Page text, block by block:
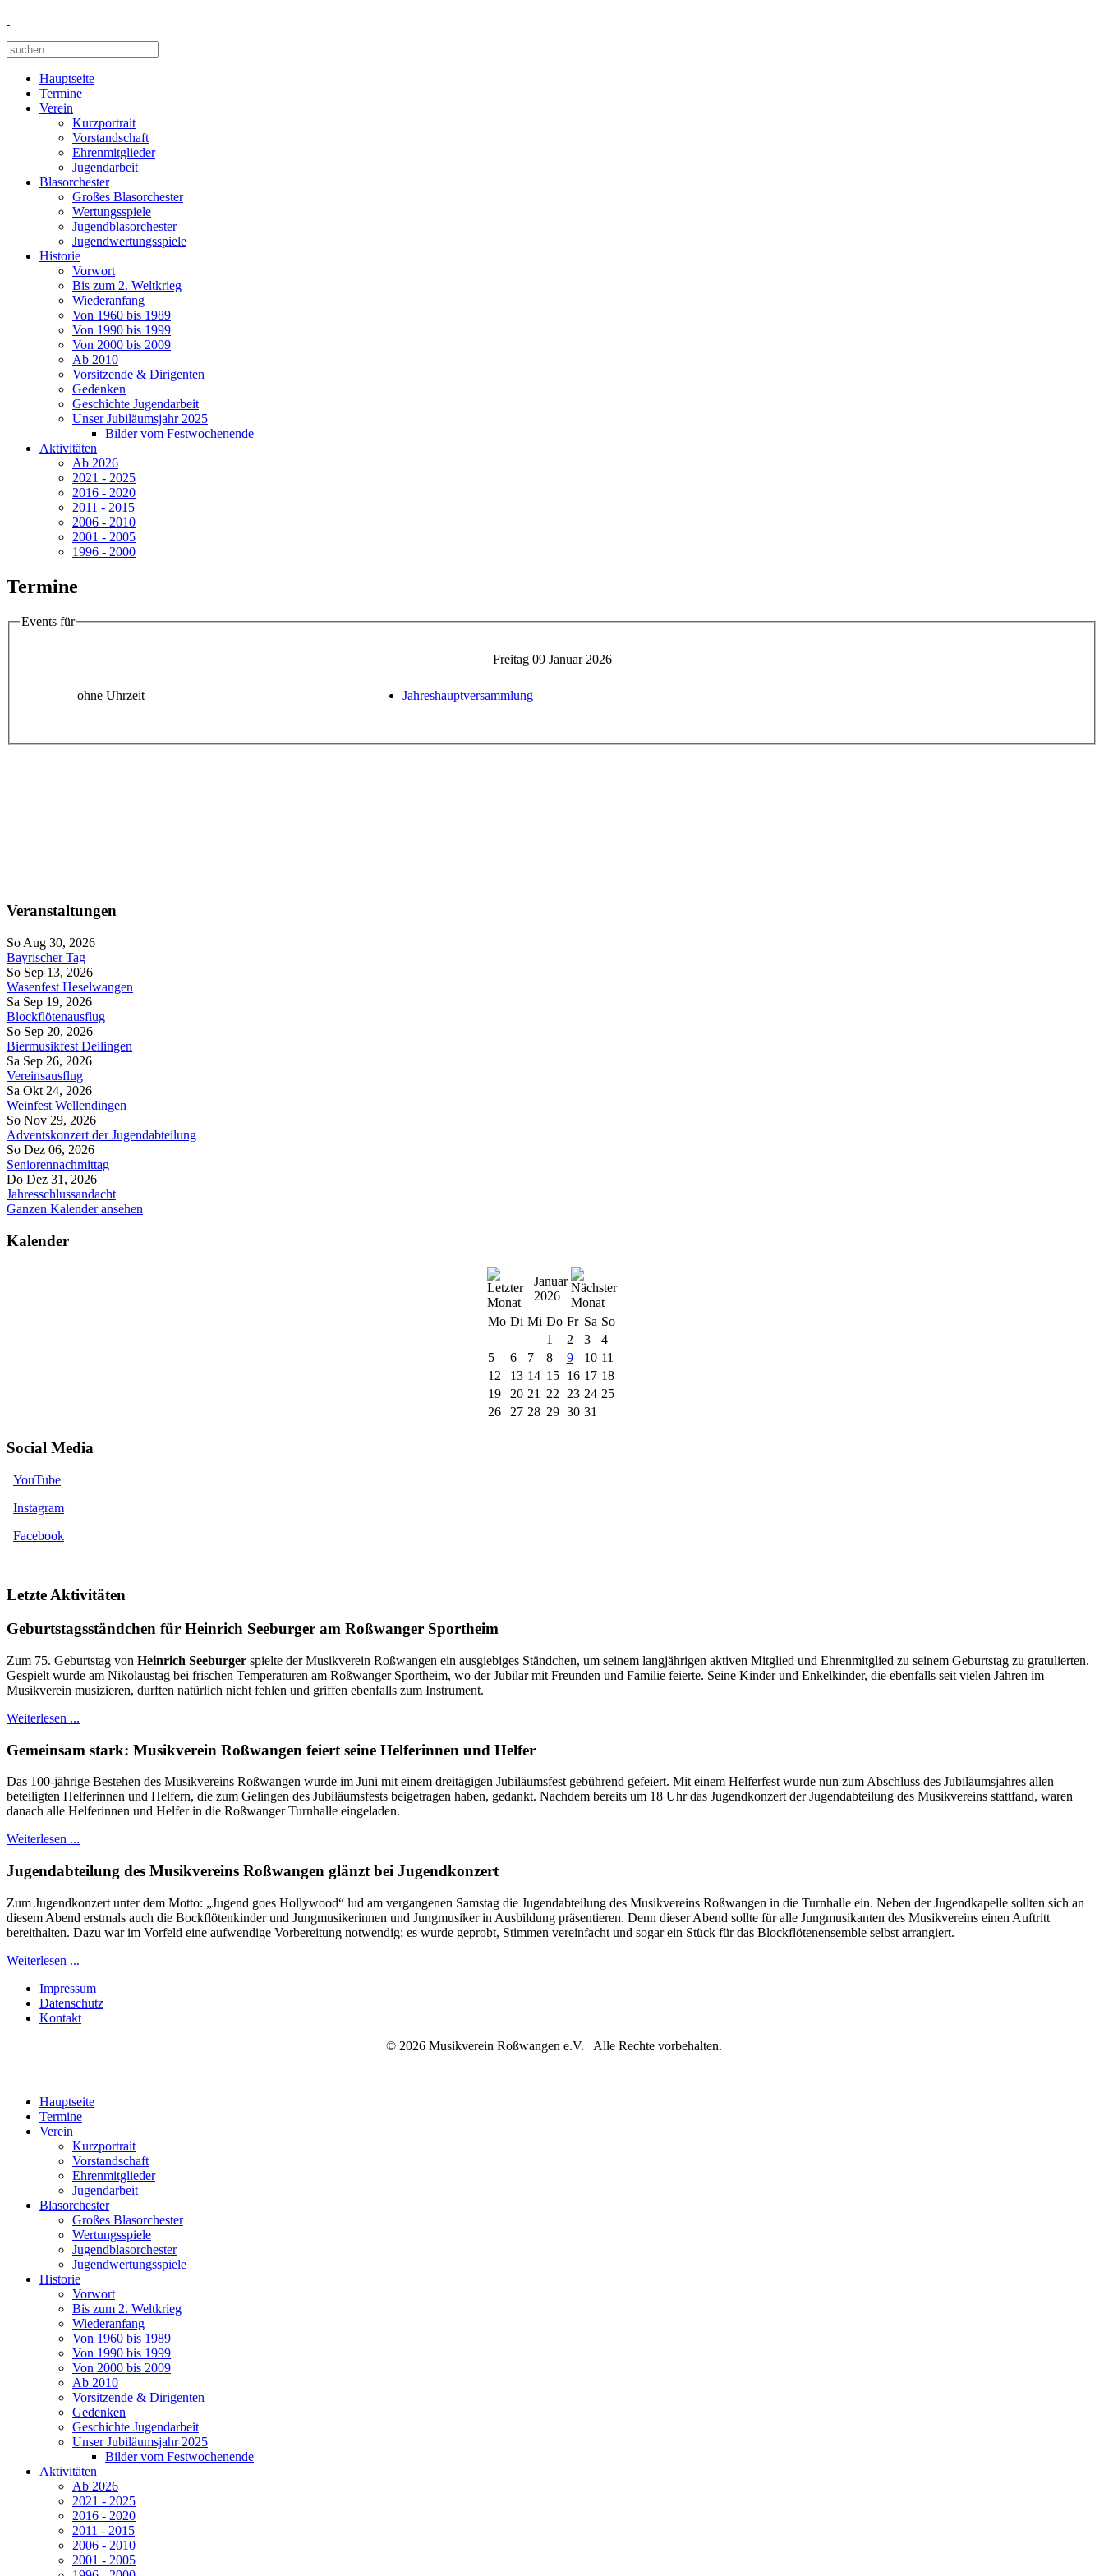
Hauptseite
Termine
Verein
Kurzportrait
Vorstandschaft
Ehrenmitglieder
Jugendarbeit
Blasorchester
Großes Blasorchester
Wertungsspiele
Jugendblasorchester
Jugendwertungsspiele
Historie
Vorwort
Bis zum 2. Weltkrieg
Wiederanfang
Von 1960 bis 1989
Von 1990 bis 1999
Von 2000 bis 2009
Ab 2010
Vorsitzende & Dirigenten
Gedenken
Geschichte Jugendarbeit
Unser Jubiläumsjahr 2025
Bilder vom Festwochenende
Aktivitäten
Ab 2026
2021 - 2025
2016 - 2020
2011 - 2015
2006 - 2010
2001 - 2005
1996 - 2000
Termine
Events für
Freitag 09 Januar 2026
ohne Uhrzeit Jahreshauptversammlung
Veranstaltungen
So Aug 30, 2026
Bayrischer Tag
So Sep 13, 2026
Wasenfest Heselwangen
Sa Sep 19, 2026
Blockflötenausflug
So Sep 20, 2026
Biermusikfest Deilingen
Sa Sep 26, 2026
Vereinsausflug
Sa Okt 24, 2026
Weinfest Wellendingen
So Nov 29, 2026
Adventskonzert der Jugendabteilung
So Dez 06, 2026
Seniorennachmittag
Do Dez 31, 2026
Jahresschlussandacht
Ganzen Kalender ansehen
Kalender
Januar
2026
Mo Di Mi Do Fr Sa So
1
2 3
4
5
6 7 8 9 10 11
12
13 14 15 16 17 18
19
20 21 22 23 24 25
26
27 28 29 30 31
Social Media
YouTube
Instagram
Facebook
Letzte Aktivitäten
Geburtstagsständchen für Heinrich Seeburger am Roßwanger Sportheim
Zum 75. Geburtstag von Heinrich Seeburger spielte der Musikverein Roßwangen ein ausgiebiges Ständchen, um seinem langjährigen aktiven Mitglied und Ehrenmitglied zu seinem Geburtstag zu gratulierten.
Gespielt wurde am Nikolaustag bei frischen Temperaturen am Roßwanger Sportheim, wo der Jubilar mit Freunden und Familie feierte. Seine Kinder und Enkelkinder, die ebenfalls seit vielen Jahren im
Musikverein musizieren, durften natürlich nicht fehlen und griffen ebenfalls zum Instrument.
Weiterlesen ...
Gemeinsam stark: Musikverein Roßwangen feiert seine Helferinnen und Helfer
Das 100-jährige Bestehen des Musikvereins Roßwangen wurde im Juni mit einem dreitägigen Jubiläumsfest gebührend gefeiert. Mit einem Helferfest wurde nun zum Abschluss des Jubiläumsjahres allen
beteiligten Helferinnen und Helfern, die zum Gelingen des Jubiläumsfests beigetragen haben, gedankt. Nachdem bereits um 18 Uhr das Jugendkonzert der Jugendabteilung des Musikvereins stattfand, waren
danach alle Helferinnen und Helfer in die Roßwanger Turnhalle eingeladen.
Weiterlesen ...
Jugendabteilung des Musikvereins Roßwangen glänzt bei Jugendkonzert
Zum Jugendkonzert unter dem Motto: „Jugend goes Hollywood“ lud am vergangenen Samstag die Jugendabteilung des Musikvereins Roßwangen in die Turnhalle ein. Neben der Jugendkapelle sollten sich an
diesem Abend erstmals auch die Bockflötenkinder und Jungmusikerinnen und Jungmusiker in Ausbildung präsentieren. Denn dieser Abend sollte für alle Jungmusikanten des Musikvereins einen Auftritt
bereithalten. Dazu war im Vorfeld eine aufwendige Vorbereitung notwendig: es wurde geprobt, Stimmen vereinfacht und sogar ein Stück für das Blockflötenensemble selbst arrangiert.
Weiterlesen ...
Impressum
Datenschutz
Kontakt
© 2026 Musikverein Roßwangen e.V. Alle Rechte vorbehalten.
Hauptseite
Termine
Verein
Kurzportrait
Vorstandschaft
Ehrenmitglieder
Jugendarbeit
Blasorchester
Großes Blasorchester
Wertungsspiele
Jugendblasorchester
Jugendwertungsspiele
Historie
Vorwort
Bis zum 2. Weltkrieg
Wiederanfang
Von 1960 bis 1989
Von 1990 bis 1999
Von 2000 bis 2009
Ab 2010
Vorsitzende & Dirigenten
Gedenken
Geschichte Jugendarbeit
Unser Jubiläumsjahr 2025
Bilder vom Festwochenende
Aktivitäten
Ab 2026
2021 - 2025
2016 - 2020
2011 - 2015
2006 - 2010
2001 - 2005